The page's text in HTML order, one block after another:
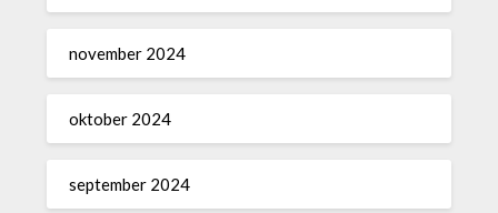
november 2024
oktober 2024
september 2024